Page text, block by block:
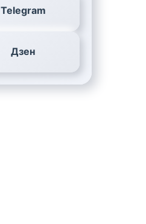
Telegram
Дзен